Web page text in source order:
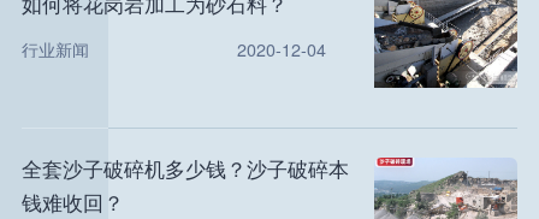
行业新闻 2020-12-04
全套沙子破碎机多少钱？沙子破碎本
钱难收回？